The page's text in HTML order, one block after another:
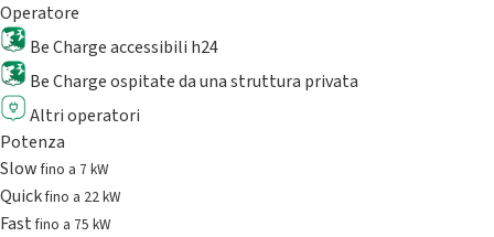
Operatore
Be Charge accessibili h24
Be Charge ospitate da una struttura privata
Altri operatori
Potenza
Slowfino a 7 kW
Quickfino a 22 kW
Fastfino a 75 kW